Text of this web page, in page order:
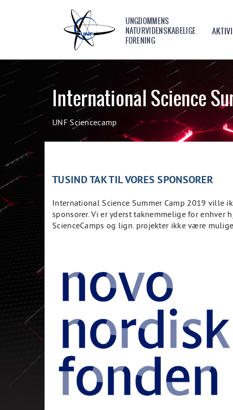
UNGDOMMENS
NATURVIDENSKABELIGE
FORENING
International Science
UNF Sciencecamp
TUSIND TAK TIL VORES SPONSORER
International Science Summer Camp 2019 ville
sponsorer. Vi er yderst taknemmelige for
ScienceCamps og lign. projekter ikke være